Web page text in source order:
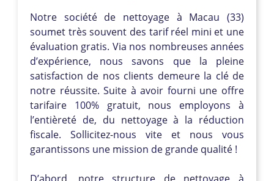
Notre société de nettoyage à Macau (33)
soumet très souvent des tarif réel mini et une
évaluation gratis. Via nos nombreuses années
d’expérience, nous savons que la pleine
satisfaction de nos clients demeure la clé de
notre réussite. Suite à avoir fourni une offre
tarifaire 100% gratuit, nous employons à
l’entièreté de, du nettoyage à la réduction
fiscale. Sollicitez-nous vite et nous vous
garantissons une mission de grande qualité !